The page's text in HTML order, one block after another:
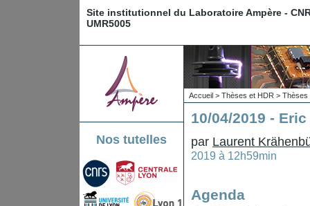
Site institutionnel du Laboratoire Ampère -
UMR5005
Nos tutelles
Accueil > Thèses et HDR > Thèses
10/04/2019 - Eric
par Laurent
2019 à 12h59min
Agenda